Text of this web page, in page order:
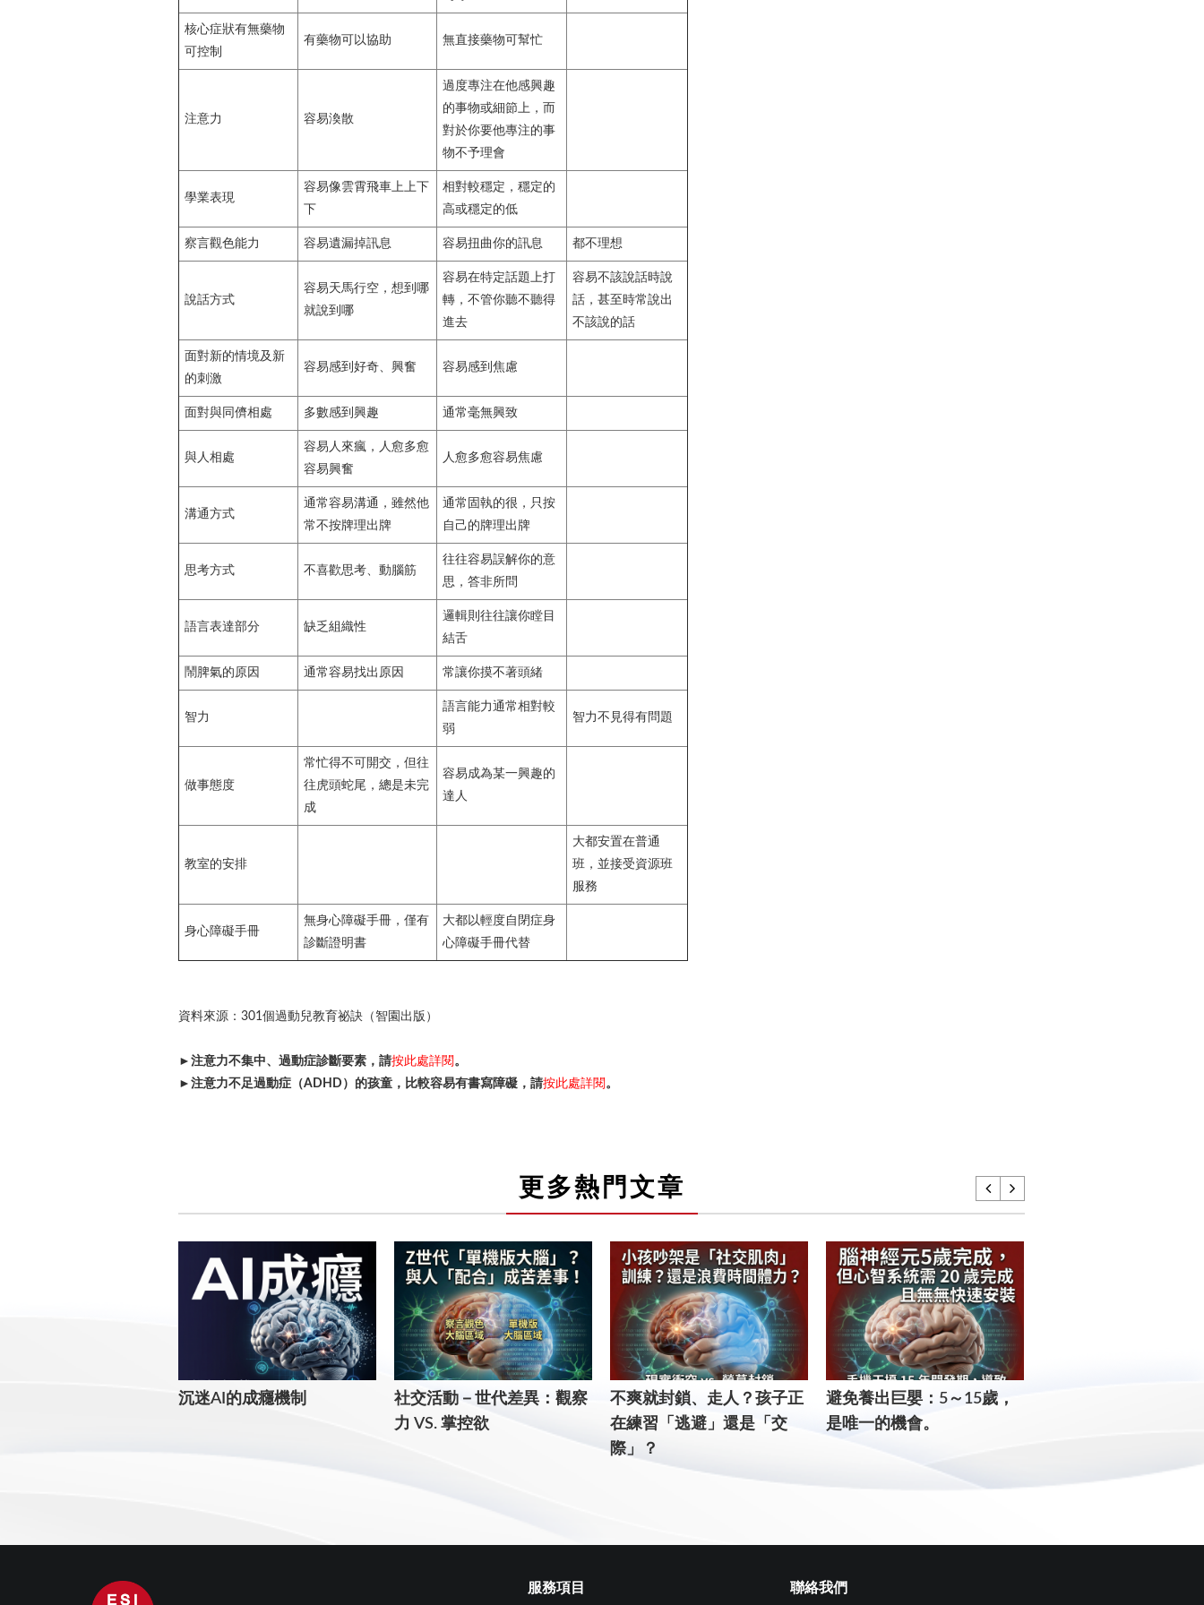
核心症狀有無藥物
可控制
有藥物可以協助 無直接藥物可幫忙
注意力 容易渙散
過度專注在他感興趣
的事物或細節上，而
對於你要他專注的事
物不予理會
學業表現
容易像雲霄飛車上上下
下
相對較穩定，穩定的
高或穩定的低
察言觀色能力 容易遺漏掉訊息 容易扭曲你的訊息 都不理想
說話方式
容易天馬行空，想到哪
就說到哪
容易在特定話題上打
轉，不管你聽不聽得
進去
容易不該說話時說
話，甚至時常說出
不該說的話
面對新的情境及新
的刺激
容易感到好奇、興奮 容易感到焦慮
面對與同儕相處 多數感到興趣 通常毫無興致
與人相處
容易人來瘋，人愈多愈
容易興奮
人愈多愈容易焦慮
溝通方式
通常容易溝通，雖然他
常不按牌理出牌
通常固執的很，只按
自己的牌理出牌
思考方式 不喜歡思考、動腦筋
往往容易誤解你的意
思，答非所問
語言表達部分 缺乏組織性
邏輯則往往讓你瞠目
結舌
鬧脾氣的原因 通常容易找出原因 常讓你摸不著頭緒
智力
語言能力通常相對較
弱
智力不見得有問題
做事態度
常忙得不可開交，但往
往虎頭蛇尾，總是未完
成
容易成為某一興趣的
達人
教室的安排
大都安置在普通
班，並接受資源班
服務
身心障礙手冊
無身心障礙手冊，僅有
診斷證明書
大都以輕度自閉症身
心障礙手冊代替
資料來源：301個過動兒教育祕訣（智園出版）
►注意力不集中、過動症診斷要素，請按此處詳閱 。
►注意力不足過動症（ADHD）的孩童，比較容易有書寫障礙，請按此處詳閱 。
更多熱門文章
沉迷AI的成癮機制
社交活動－世代差異：觀察
力 VS. 掌控欲
不爽就封鎖、走人？孩子正
在練習「逃避」還是「交
際」？
​避免養出巨嬰：5～15歲，
是唯一的機會。
服務項目 聯絡我們